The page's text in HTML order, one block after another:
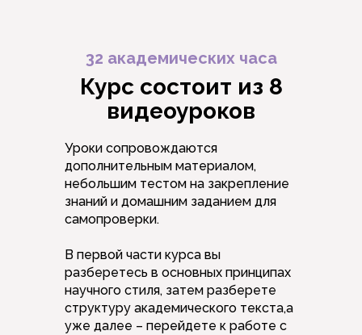
Уроки сопровождаются
дополнительным материалом,
небольшим тестом на закрепление
знаний и домашним заданием для
самопроверки.
В первой части курса вы
разберетесь в основных принципах
научного стиля, затем разберете
структуру академического текста,а
уже далее – перейдете к работе с
32 академических часа
Курс состоит из 8
видеоуроков